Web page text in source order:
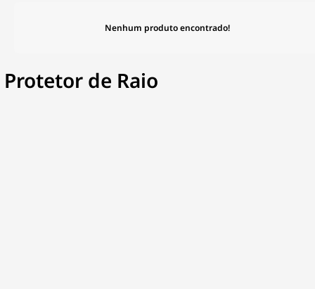
Nenhum produto encontrado!
Protetor de Raio